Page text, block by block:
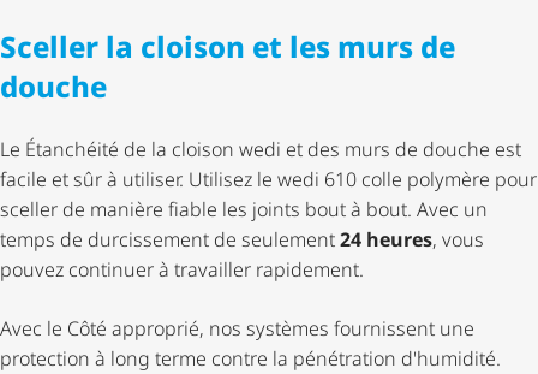
Sceller la cloison et les murs de
douche
Le Étanchéité de la cloison wedi et des murs de douche est
facile et sûr à utiliser. Utilisez le wedi 610 colle polymère pour
sceller de manière fiable les joints bout à bout. Avec un
temps de durcissement de seulement24 heures, vous
pouvez continuer à travailler rapidement.
Avec le Côté approprié, nos systèmes fournissent une
protection à long terme contre la pénétration d'humidité.